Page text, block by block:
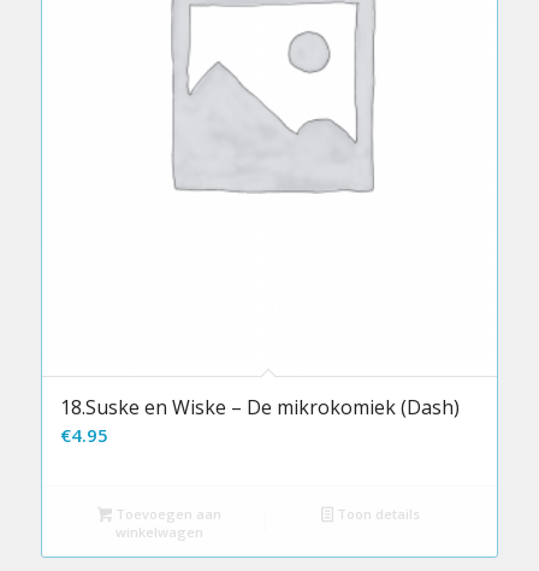
18.Suske en Wiske – De mikrokomiek (Dash)
€4.95
Toevoegen aan
winkelwagen
Toon details